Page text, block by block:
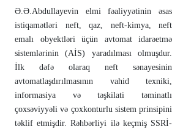
Ə.Ə.Abdullayevin elmi fəaliyyətinin əsas
istiqamətləri neft, qaz, neft-kimya, neft
emalı obyektləri üçün avtomat idarəetmə
sistemlərinin (AİS) yaradılması ol­muşdur.
İlk dəfə olaraq neft sənayesinin
avtomatlaşdırıl­ma­sı­nın vahid texni­ki,
informasiya və təşkilati təminatlı
çoxsəviyyəli və çox­konturlu sistem prin­sipini
təklif etmişdir. Rəhbərliyi ilə keçmiş SSRİ-